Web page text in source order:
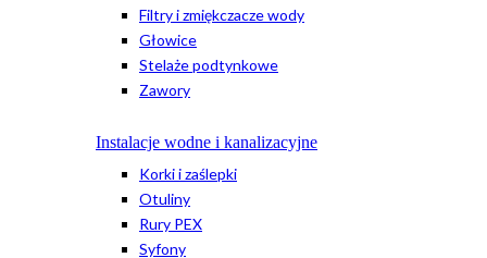
Filtry i zmiękczacze wody
Głowice
Stelaże podtynkowe
Zawory
Instalacje wodne i kanalizacyjne
Korki i zaślepki
Otuliny
Rury PEX
Syfony